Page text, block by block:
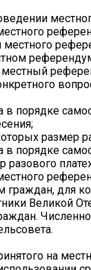
в порядке
размер
в порядке
разового
граждан, для
Великой
на